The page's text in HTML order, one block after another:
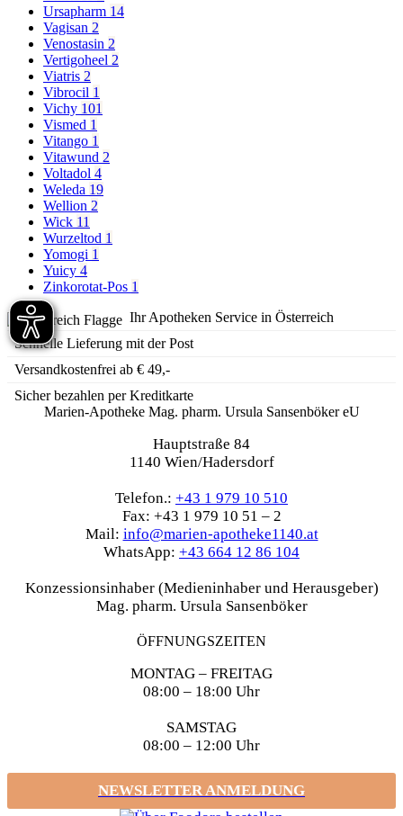
Ursapharm 14
Vagisan 2
Venostasin 2
Vertigoheel 2
Viatris 2
Vibrocil 1
Vichy 101
Vismed 1
Vitango 1
Vitawund 2
Voltadol 4
Weleda 19
Wellion 2
Wick 11
Wurzeltod 1
Yomogi 1
Yuicy 4
Zinkorotat-Pos 1
Ihr Apotheken Service in Österreich
Schnelle Lieferung mit der Post
Versandkostenfrei ab € 49,-
Sicher bezahlen per Kreditkarte
Marien-Apotheke Mag. pharm. Ursula Sansenböker eU
Hauptstraße 84
1140 Wien/Hadersdorf
Telefon.: +43 1 979 10 510
Fax: +43 1 979 10 51 – 2
Mail: info@marien-apotheke1140.at
WhatsApp: +43 664 12 86 104
Konzessionsinhaber (Medieninhaber und Herausgeber)
Mag. pharm. Ursula Sansenböker
ÖFFNUNGSZEITEN
MONTAG – FREITAG
08:00 – 18:00 Uhr
SAMSTAG
08:00 – 12:00 Uhr
NEWSLETTER ANMELDUNG